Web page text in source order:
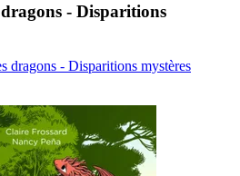
- Disparitions
dragons - Disparitions mystères